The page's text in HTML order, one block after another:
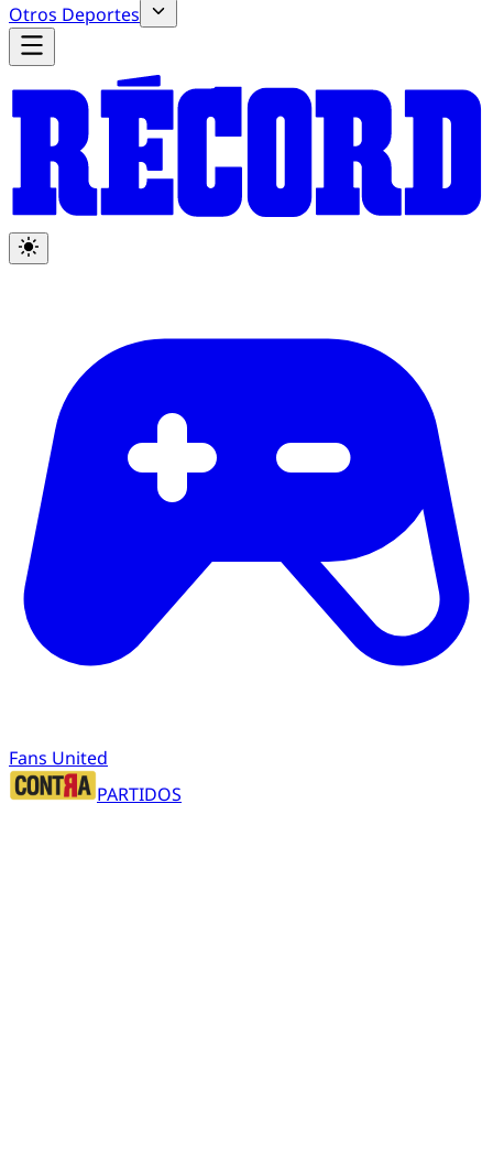
Otros Deportes
Fans United
PARTIDOS